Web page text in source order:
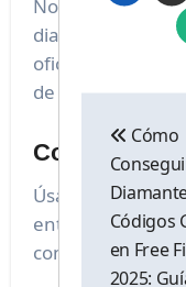
No existen
diamantes o
oficiales,
de Garena
Conclusión
Úsalos solo como
entender cómo
compartas
entradas
Cómo
Códigos
en Free
2025: